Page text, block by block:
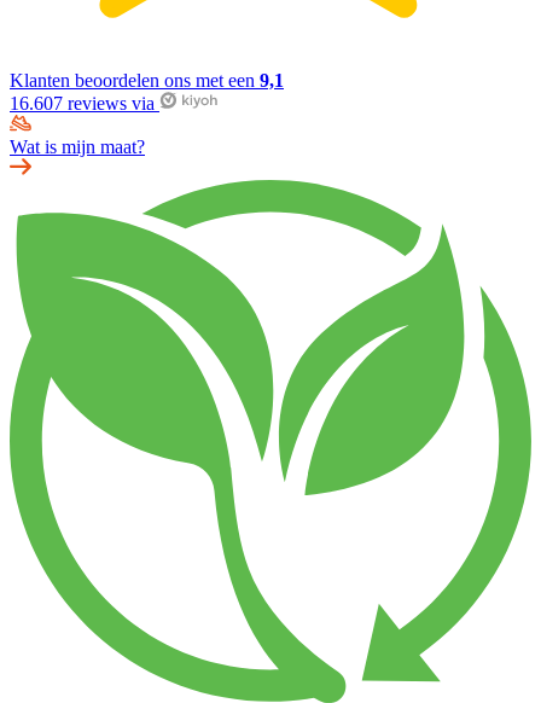
Klanten beoordelen ons met een 9,1
16.607 reviews via
Wat is mijn maat?